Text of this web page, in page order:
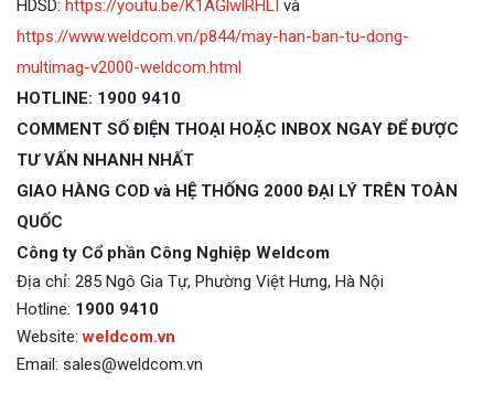
HDSD: https://youtu.be/K1AGlwlRHLI và
https://www.weldcom.vn/p844/may-han-ban-tu-dong-
multimag-v2000-weldcom.html
HOTLINE: 1900 9410
COMMENT SỐ ĐIỆN THOẠI HOẶC INBOX NGAY ĐỂ ĐƯỢC
TƯ VẤN NHANH NHẤT
GIAO HÀNG COD và HỆ THỐNG 2000 ĐẠI LÝ TRÊN TOÀN
QUỐC
Công ty Cổ phần Công Nghiệp Weldcom
Địa chỉ: 285 Ngô Gia Tự, Phường Việt Hưng, Hà Nội
Hotline: 1900 9410
Website:weldcom.vn
Email: sales@weldcom.vn